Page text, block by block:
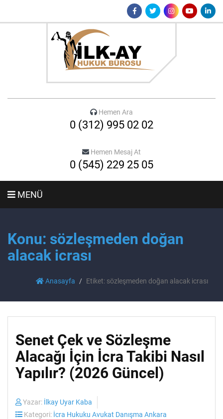
Hemen Ara
0 (312) 995 02 02
Hemen Mesaj At
0 (545) 229 25 05
MENÜ
Konu: sözleşmeden doğan
alacak icrası
Anasayfa Etiket: sözleşmeden doğan alacak icrası
Senet Çek ve Sözleşme
Alacağı İçin İcra Takibi Nasıl
Yapılır? (2026 Güncel)
Yazar: İlkay Uyar Kaba
Kategori: İcra Hukuku Avukat Danışma Ankara